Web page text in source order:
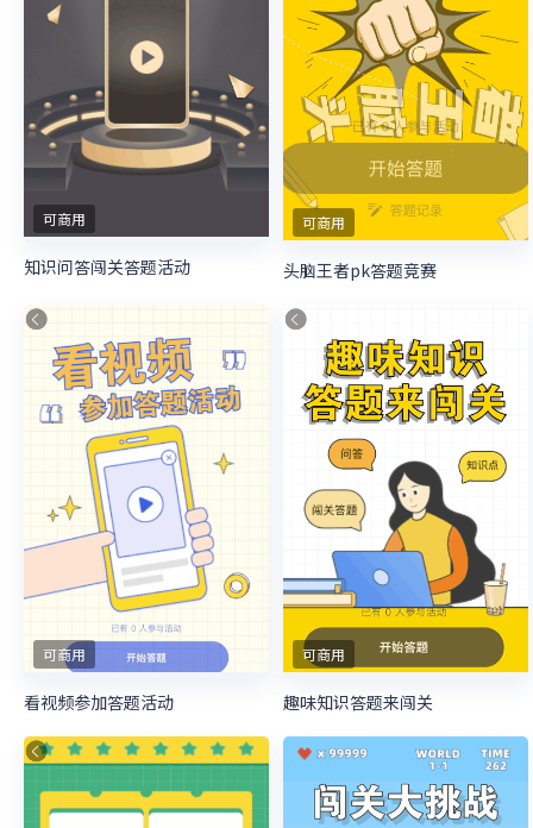
可商用
知识问答闯关答题活动
可商用
头脑王者pk答题竞赛
可商用
看视频参加答题活动
可商用
趣味知识答题来闯关